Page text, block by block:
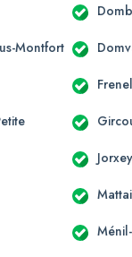
Montfort
Jorxey